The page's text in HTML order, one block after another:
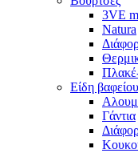
3VE
Natura
Είδη βαφείου
Γάντια